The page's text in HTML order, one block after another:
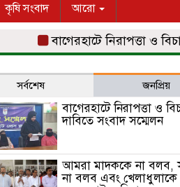
কৃষি সংবাদ আরো
বাগেরহাটে নিরাপত্তা ও বিচারের
সর্বশেষ জনপ্রিয়
বাগেরহাটে নিরাপত্তা ও
দাবিতে সংবাদ সম্মেলন
আমরা মাদককে না বলব,
না বলব এবং খেলাধুলাকে